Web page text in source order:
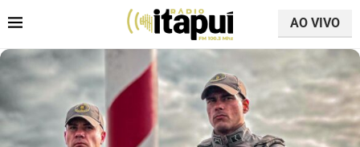
AO VIVO